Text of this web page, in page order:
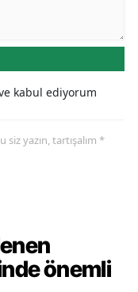
kabul ediyorum
yazın, tartışalım *
önemli